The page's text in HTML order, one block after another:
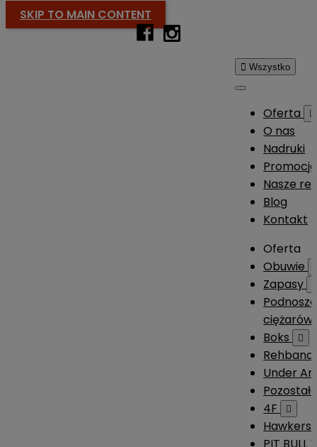
SKIP TO MAIN CONTENT
 Wszystko
Oferta 
O nas
Nadruki
Promocje
Nasze
Blog
Kontakt
Oferta
Obuwie
Zapasy
ciężarów
Boks

Rehband
Under
4F

Hawkers